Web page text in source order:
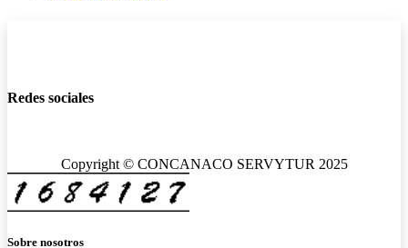
Redes sociales
Copyright © CONCANACO SERVYTUR 2025
Sobre nosotros